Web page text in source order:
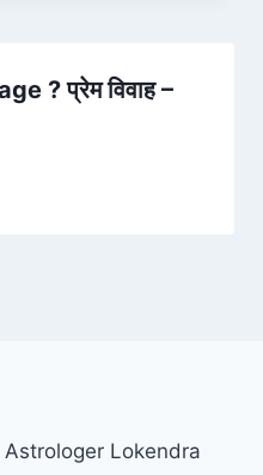
? प्रेम विवाह –
Lokendra